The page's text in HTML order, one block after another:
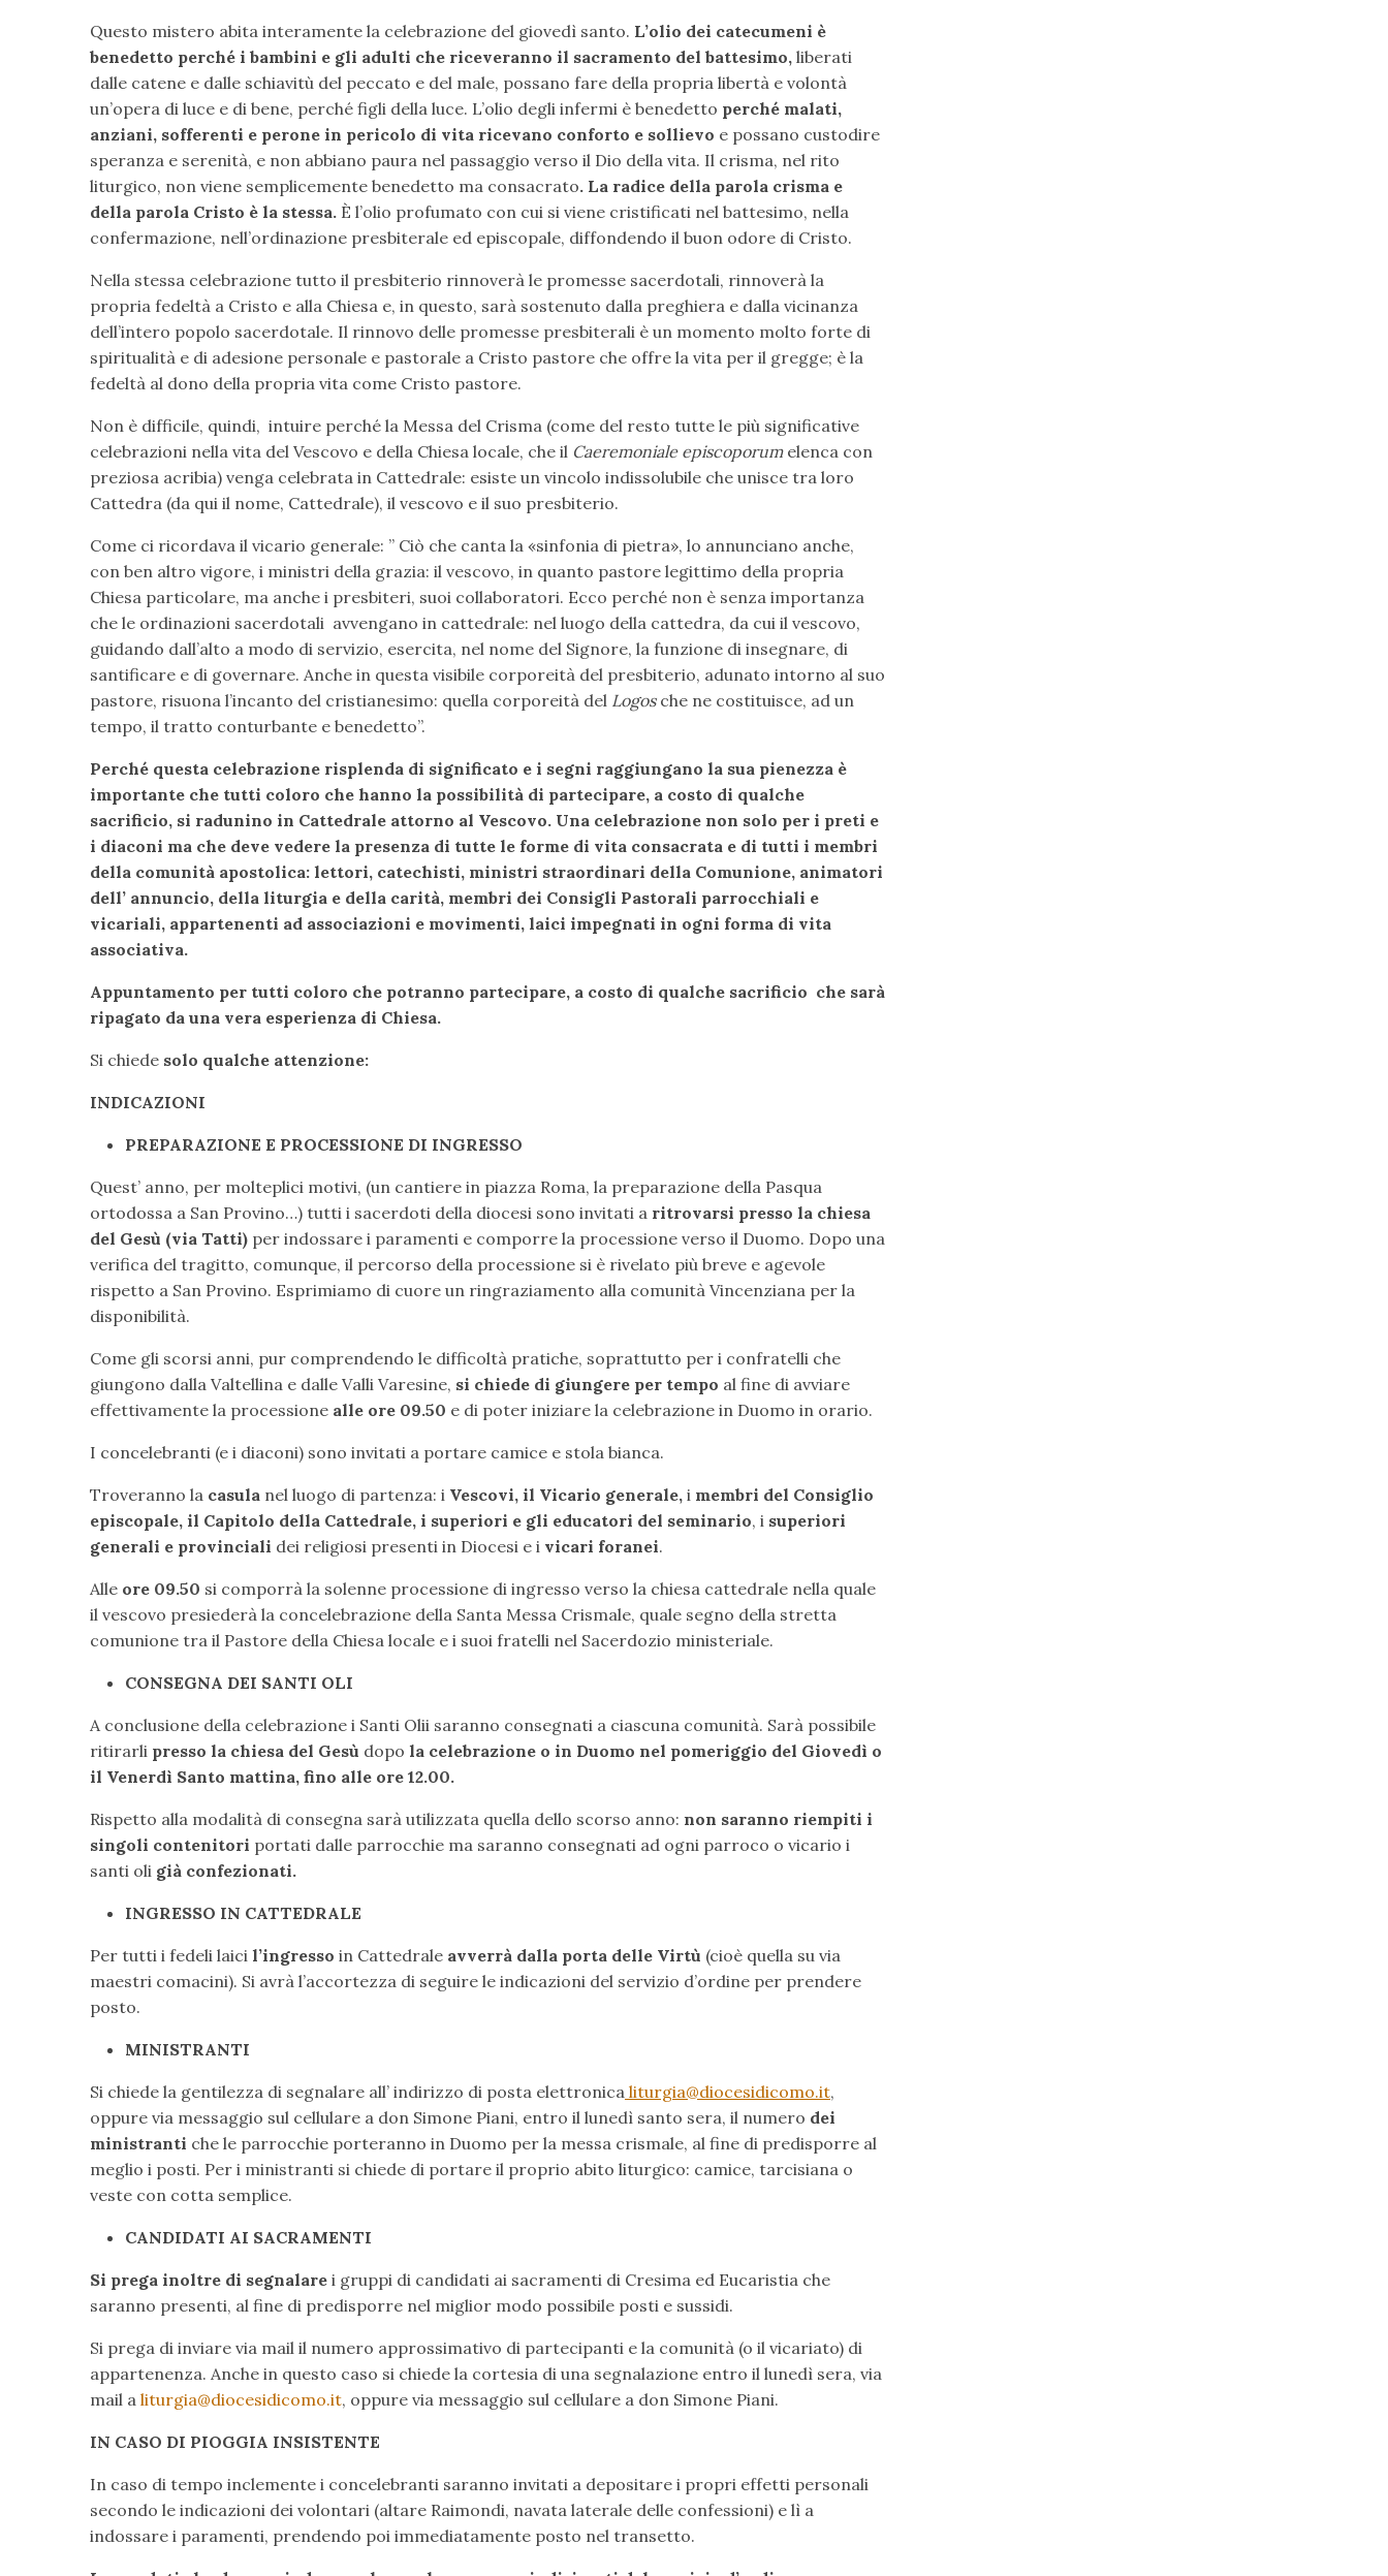
Questo mistero abita interamente la celebrazione del giovedì santo. L’olio dei catecumeni è
benedetto perché i bambini e gli adulti che riceveranno il sacramento del battesimo, liberati
dalle catene e dalle schiavitù del peccato e del male, possano fare della propria libertà e volontà
un’opera di luce e di bene, perché figli della luce. L’olio degli infermi è benedetto perché malati,
anziani, sofferenti e perone in pericolo di vita ricevano conforto e sollievo e possano custodire
speranza e serenità, e non abbiano paura nel passaggio verso il Dio della vita. Il crisma, nel rito
liturgico, non viene semplicemente benedetto ma consacrato. La radice della parola crisma e
della parola Cristo è la stessa. È l’olio profumato con cui si viene cristificati nel battesimo, nella
confermazione, nell’ordinazione presbiterale ed episcopale, diffondendo il buon odore di Cristo.
Nella stessa celebrazione tutto il presbiterio rinnoverà le promesse sacerdotali, rinnoverà la
propria fedeltà a Cristo e alla Chiesa e, in questo, sarà sostenuto dalla preghiera e dalla vicinanza
dell’intero popolo sacerdotale. Il rinnovo delle promesse presbiterali è un momento molto forte di
spiritualità e di adesione personale e pastorale a Cristo pastore che offre la vita per il gregge; è la
fedeltà al dono della propria vita come Cristo pastore.
Non è difficile, quindi, intuire perché la Messa del Crisma (come del resto tutte le più significative
celebrazioni nella vita del Vescovo e della Chiesa locale, che il Caeremoniale episcoporumelenca con
preziosa acribia) venga celebrata in Cattedrale: esiste un vincolo indissolubile che unisce tra loro
Cattedra (da qui il nome, Cattedrale), il vescovo e il suo presbiterio.
Come ci ricordava il vicario generale: ” Ciò che canta la «sinfonia di pietra», lo annunciano anche,
con ben altro vigore, i ministri della grazia: il vescovo, in quanto pastore legittimo della propria
Chiesa particolare, ma anche i presbiteri, suoi collaboratori. Ecco perché non è senza importanza
che le ordinazioni sacerdotali avvengano in cattedrale: nel luogo della cattedra, da cui il vescovo,
guidando dall’alto a modo di servizio, esercita, nel nome del Signore, la funzione di insegnare, di
santificare e di governare. Anche in questa visibile corporeità del presbiterio, adunato intorno al suo
pastore, risuona l’incanto del cristianesimo: quella corporeità del Logos che ne costituisce, ad un
tempo, il tratto conturbante e benedetto”.
Perché questa celebrazione risplenda di significato e i segni raggiungano la sua pienezza è
importante che tutti coloro che hanno la possibilità di partecipare, a costo di qualche
sacrificio, si radunino in Cattedrale attorno al Vescovo. Una celebrazione non solo per i preti e
i diaconi ma che deve vedere la presenza di tutte le forme di vita consacrata e di tutti i membri
della comunità apostolica: lettori, catechisti, ministri straordinari della Comunione, animatori
dell’ annuncio, della liturgia e della carità, membri dei Consigli Pastorali parrocchiali e
vicariali, appartenenti ad associazioni e movimenti, laici impegnati in ogni forma di vita
associativa.
Appuntamento per tutti coloro che potranno partecipare, a costo di qualche sacrificio che sarà
ripagato da una vera esperienza di Chiesa.
Si chiede solo qualche attenzione:
INDICAZIONI
PREPARAZIONE E PROCESSIONE DI INGRESSO
Quest’ anno, per molteplici motivi, (un cantiere in piazza Roma, la preparazione della Pasqua
ortodossa a San Provino…) tutti i sacerdoti della diocesi sono invitati a ritrovarsi presso la chiesa
del Gesù (via Tatti) per indossare i paramenti e comporre la processione verso il Duomo. Dopo una
verifica del tragitto, comunque, il percorso della processione si è rivelato più breve e agevole
rispetto a San Provino. Esprimiamo di cuore un ringraziamento alla comunità Vincenziana per la
disponibilità.
Come gli scorsi anni, pur comprendendo le difficoltà pratiche, soprattutto per i confratelli che
giungono dalla Valtellina e dalle Valli Varesine, si chiede di giungere per tempo al fine di avviare
effettivamente la processione alle ore 09.50 e di poter iniziare la celebrazione in Duomo in orario.
I concelebranti (e i diaconi) sono invitati a portare camice e stola bianca.
Troveranno la casula nel luogo di partenza: i Vescovi, il Vicario generale, i membri del Consiglio
episcopale, il Capitolo della Cattedrale, i superiori e gli educatori del seminario, i superiori
generali e provinciali dei religiosi presenti in Diocesi e i vicari foranei.
Alle ore 09.50 si comporrà la solenne processione di ingresso verso la chiesa cattedrale nella quale
il vescovo presiederà la concelebrazione della Santa Messa Crismale, quale segno della stretta
comunione tra il Pastore della Chiesa locale e i suoi fratelli nel Sacerdozio ministeriale.
CONSEGNA DEI SANTI OLI
A conclusione della celebrazione i Santi Olii saranno consegnati a ciascuna comunità. Sarà possibile
ritirarli presso la chiesa del Gesù dopo la celebrazione o in Duomo nel pomeriggio del Giovedì o
il Venerdì Santo mattina, fino alle ore 12.00.
Rispetto alla modalità di consegna sarà utilizzata quella dello scorso anno: non saranno riempiti i
singoli contenitori portati dalle parrocchie ma saranno consegnati ad ogni parroco o vicario i
santi oli già confezionati.
INGRESSO IN CATTEDRALE
Per tutti i fedeli laici l’ingresso in Cattedrale avverrà dalla porta delle Virtù (cioè quella su via
maestri comacini). Si avrà l’accortezza di seguire le indicazioni del servizio d’ordine per prendere
posto.
MINISTRANTI
Si chiede la gentilezza di segnalare all’ indirizzo di posta elettronica liturgia@diocesidicomo.it,
oppure via messaggio sul cellulare a don Simone Piani, entro il lunedì santo sera, il numero dei
ministranti che le parrocchie porteranno in Duomo per la messa crismale, al fine di predisporre al
meglio i posti. Per i ministranti si chiede di portare il proprio abito liturgico: camice, tarcisiana o
veste con cotta semplice.
CANDIDATI AI SACRAMENTI
Si prega inoltre di segnalare i gruppi di candidati ai sacramenti di Cresima ed Eucaristia che
saranno presenti, al fine di predisporre nel miglior modo possibile posti e sussidi.
Si prega di inviare via mail il numero approssimativo di partecipanti e la comunità (o il vicariato) di
appartenenza. Anche in questo caso si chiede la cortesia di una segnalazione entro il lunedì sera, via
mail a liturgia@diocesidicomo.it, oppure via messaggio sul cellulare a don Simone Piani.
IN CASO DI PIOGGIA INSISTENTE
In caso di tempo inclemente i concelebranti saranno invitati a depositare i propri effetti personali
secondo le indicazioni dei volontari (altare Raimondi, navata laterale delle confessioni) e lì a
indossare i paramenti, prendendo poi immediatamente posto nel transetto.